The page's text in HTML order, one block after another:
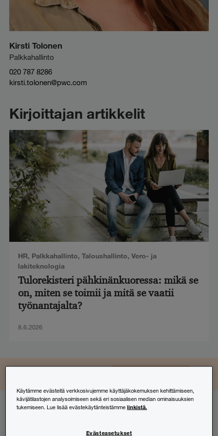
Kirsti Tolonen
Palkkahallinto
020 787 8286
kirsti.tolonen@pwc.com
Kirjoittajan artikkelit
HR, Palkkahallinto, Taloushallinto, Vero- ja
lakiteknologia
Tulorekisteri pähkinänkuoressa: mikä se
on, miten se toimii ja mitä se vaatii
työnantajalta?
8.6.2026
Tilaa uutiskirjeemme
Käytämme evästeitä verkkosivujemme käyttäjäkokemuksen kehittämiseen,
kävijätilastojen analysoimiseen sekä eri sosiaalisen median ominaisuuksien
tukemiseen. Lue lisää evästekäytänteistämmelinkistä.
Evästeasetukset